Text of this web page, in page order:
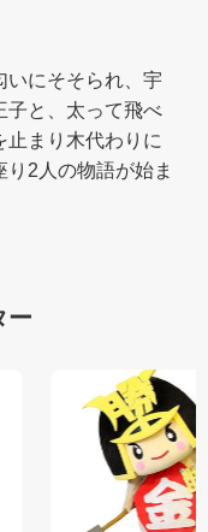
いにそそられ、宇
子と、太って飛べ
止まり木代わりに
2人の物語が始ま
ー